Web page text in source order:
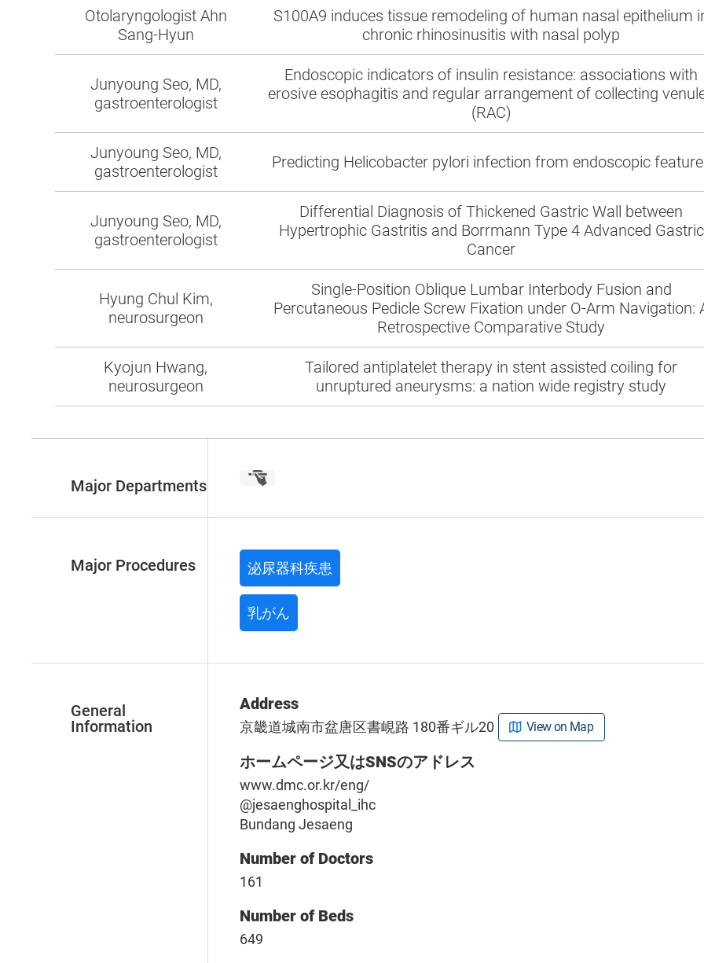
Otolaryngologist Ahn
Sang-Hyun
S100A9 induces tissue remodeling of human nasal epithelium
chronic rhinosinusitis with nasal polyp
Junyoung Seo, MD,
gastroenterologist
Endoscopic indicators of insulin resistance: associations with
erosive esophagitis and regular arrangement of collecting
(RAC)
Junyoung Seo, MD,
gastroenterologist
Predicting Helicobacter pylori infection from endoscopic
Junyoung Seo, MD,
gastroenterologist
Differential Diagnosis of Thickened Gastric Wall between
Hypertrophic Gastritis and Borrmann Type 4 Advanced Gastric
Cancer
Hyung Chul Kim,
neurosurgeon
Single-Position Oblique Lumbar Interbody Fusion and
Percutaneous Pedicle Screw Fixation under O-Arm Navigation:
Retrospective Comparative Study
Kyojun Hwang,
neurosurgeon
Tailored antiplatelet therapy in stent assisted coiling for
unruptured aneurysms: a nation wide registry study
Major Departments
Major Procedures 泌尿器科疾患
乳がん
General
Information
Address
京畿道城南市盆唐区書峴路 180番ギル20 View on Map
ホームページ又はSNSのアドレス
www.dmc.or.kr/eng/
@jesaenghospital_ihc
Bundang Jesaeng
Number of Doctors
161
Number of Beds
649